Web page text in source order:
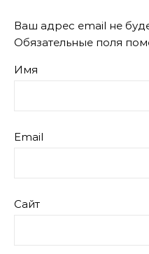
Ваш адрес email не
Обязательные поля
Имя
Email
Сайт